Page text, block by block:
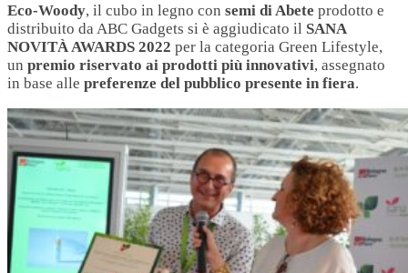
Eco-Woody, il cubo in legno con semi di Abete prodotto e
distribuito da ABC Gadgets si è aggiudicato il SANA
NOVITÀ AWARDS 2022 per la categoria Green Lifestyle,
un premio riservato ai prodotti più innovativi, assegnato
in base alle preferenze del pubblico presente in fiera.